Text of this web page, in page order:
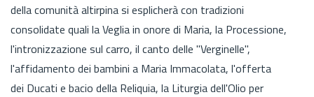
della comunità altirpina si esplicherà con tradizioni
consolidate quali la Veglia in onore di Maria, la Processione,
l'intronizzazione sul carro, il canto delle "Verginelle",
l'affidamento dei bambini a Maria Immacolata, l'offerta
dei Ducati e bacio della Reliquia, la Liturgia dell'Olio per